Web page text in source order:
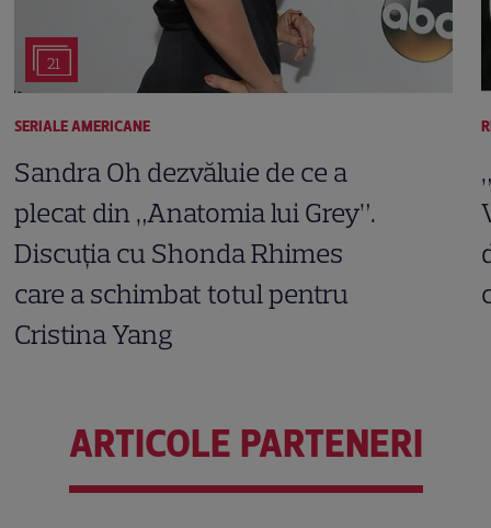
21
SERIALE AMERICANE
Sandra Oh dezvăluie de ce a
plecat din „Anatomia lui Grey”.
Discuția cu Shonda Rhimes
care a schimbat totul pentru
Cristina Yang
ARTICOLE PARTENERI